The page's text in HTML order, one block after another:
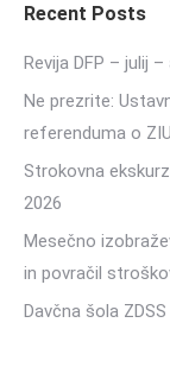
Recent Posts
Revija DFP – julij
Ne prezrite:
referenduma o
Strokovna
2026
Mesečno
in povračil
Davčna šola